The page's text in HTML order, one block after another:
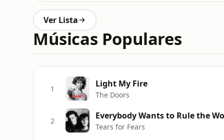
Ver Lista
Músicas Populares
1 Light My Fire
The Doors
2 Everybody Wants to Rule the
Tears for Fears